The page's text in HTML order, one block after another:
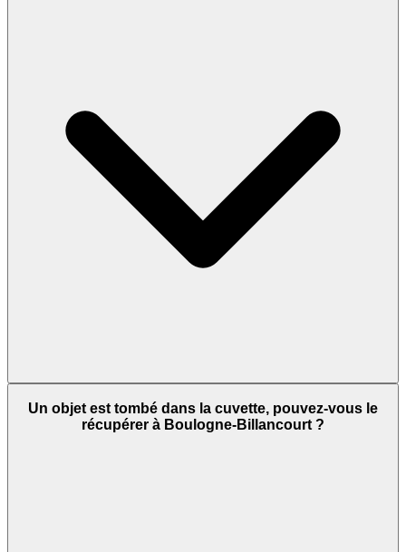
Un objet est tombé dans la cuvette, pouvez-vous le
récupérer à Boulogne-Billancourt ?